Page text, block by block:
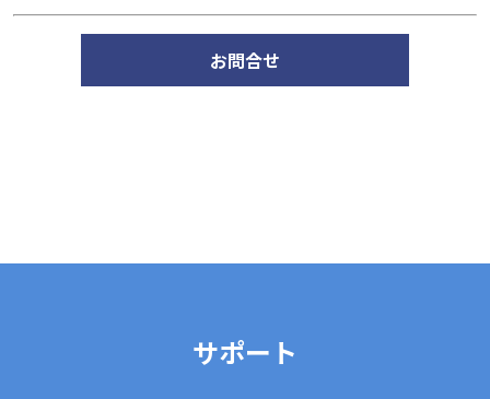
お問合せ
サポート